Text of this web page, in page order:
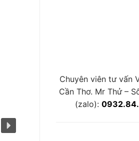
Chuyên viên tư vấn
Cần Thơ. Mr Thử –
(zalo):